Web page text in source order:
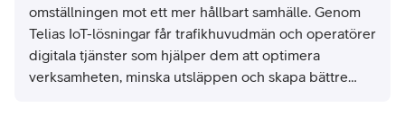
omställningen mot ett mer hållbart samhälle. Genom
Telias IoT-lösningar får trafikhuvudmän och operatörer
digitala tjänster som hjälper dem att optimera
verksamheten, minska utsläppen och skapa bättre